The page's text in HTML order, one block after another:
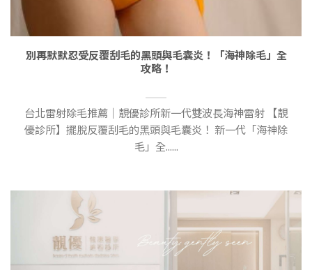
別再默默忍受反覆刮毛的黑頭與毛囊炎！「海神除毛」全
攻略！
台北雷射除毛推薦｜靚優診所新一代雙波長海神雷射 【靚
優診所】擺脫反覆刮毛的黑頭與毛囊炎！ 新一代「海神除
毛」全......